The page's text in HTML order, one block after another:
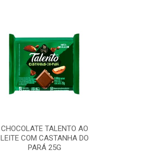
CHOCOLATE TALENTO AO
LEITE COM CASTANHA DO
PARÁ 25G